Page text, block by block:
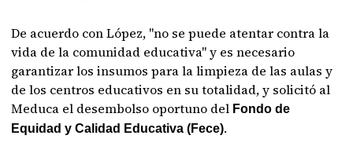
De acuerdo con López, "no se puede atentar contra la
vida de la comunidad educativa" y es necesario
garantizar los insumos para la limpieza de las aulas y
de los centros educativos en su totalidad, y solicitó al
Meduca el desembolso oportuno del Fondo de
Equidad y Calidad Educativa (Fece).